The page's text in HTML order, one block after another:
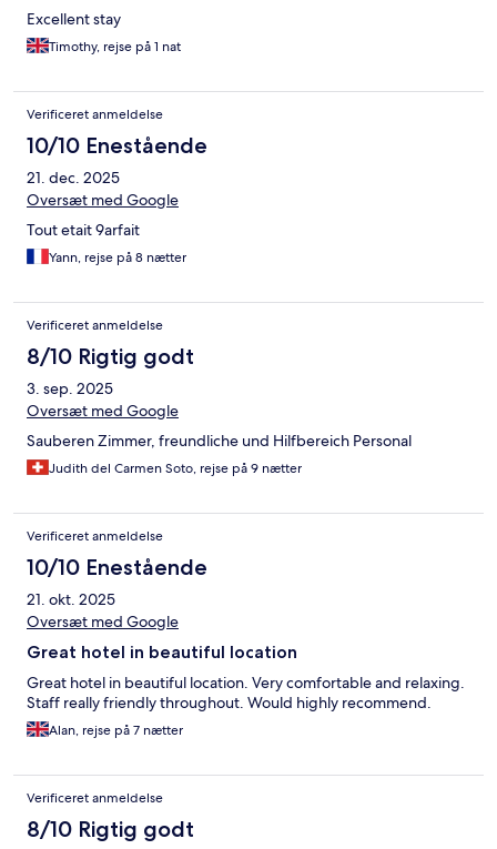
Excellent stay
Timothy, rejse på 1 nat
Verificeret anmeldelse
10/10 Enestående
21. dec. 2025
Oversæt med Google
Tout etait 9arfait
Yann, rejse på 8 nætter
Verificeret anmeldelse
8/10 Rigtig godt
3. sep. 2025
Oversæt med Google
Sauberen Zimmer, freundliche und Hilfbereich Personal
Judith del Carmen Soto, rejse på 9 nætter
Verificeret anmeldelse
10/10 Enestående
21. okt. 2025
Oversæt med Google
Great hotel in beautiful location
Great hotel in beautiful location. Very comfortable and relaxing.
Staff really friendly throughout. Would highly recommend.
Alan, rejse på 7 nætter
Verificeret anmeldelse
8/10 Rigtig godt